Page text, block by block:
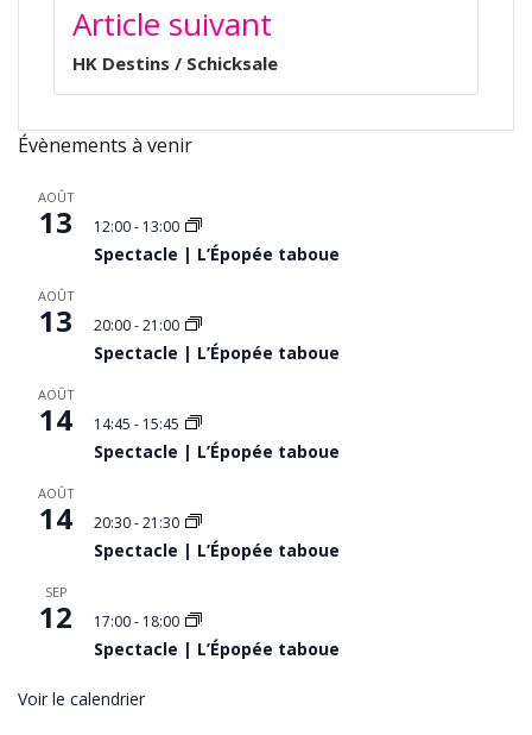
Article suivant
HK Destins / Schicksale
Évènements à venir
AOÛT
13 12:00- 13:00
Spectacle | L’Épopée taboue
AOÛT
13 20:00-21:00
Spectacle | L’Épopée taboue
AOÛT
14 14:45 - 15:45
Spectacle | L’Épopée taboue
AOÛT
14 20:30-21:30
Spectacle | L’Épopée taboue
SEP
12 17:00- 18:00
Spectacle | L’Épopée taboue
Voir le calendrier